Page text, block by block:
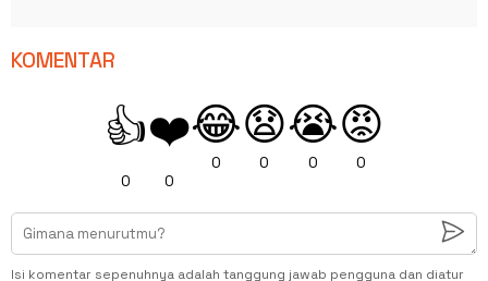
KOMENTAR
👍
0
❤️
0
😂
0
😧
0
😭
0
😡
0
Isi komentar sepenuhnya adalah tanggung jawab pengguna dan diatur